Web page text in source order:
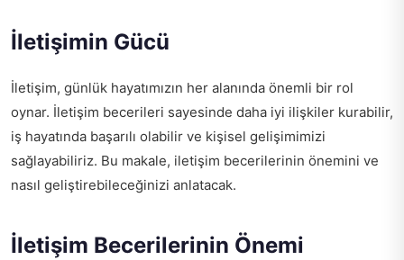
İletişimin Gücü
İletişim, günlük hayatımızın her alanında önemli bir rol
oynar. İletişim becerileri sayesinde daha iyi ilişkiler kurabilir,
iş hayatında başarılı olabilir ve kişisel gelişimimizi
sağlayabiliriz. Bu makale, iletişim becerilerinin önemini ve
nasıl geliştirebileceğinizi anlatacak.
İletişim Becerilerinin Önemi